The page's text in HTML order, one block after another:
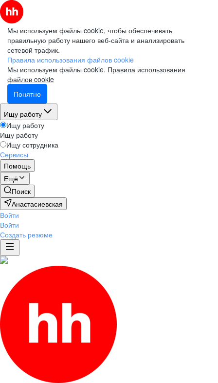
Мы используем файлы cookie, чтобы обеспечивать
правильную работу нашего веб-сайта и анализировать
сетевой трафик.
Правила использования файлов cookie
Мы используем файлы cookie. Правила использования
файлов cookie
Понятно
Ищу работу
Ищу работу
Ищу работу
Ищу сотрудника
Сервисы
Помощь
Ещё
Поиск
Анастасиевская
Войти
Войти
Создать резюме